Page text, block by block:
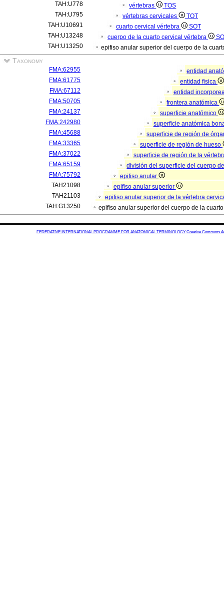
TAH:U778
vértebras
TOS
TAH:U795
vértebras cervicales
TOT
TAH:U10691
cuarto cervical vértebra
SOT
TAH:U13248
cuerpo de la cuarto cervical vértebra
TAH:U13250
epifiso anular superior del cuerpo de la
Taxonomy
FMA:62955
entidad
FMA:61775
entidad fisica
FMA:67112
entidad
FMA:50705
frontera anatómica
FMA:24137
superficie anatómico
FMA:242980
superficie anatómica
FMA:45688
superficie de región de
FMA:33365
superficie de región de hueso
FMA:37022
superficie de región de la
FMA:65159
división del superficie del cuerpo
FMA:75792
epifiso anular
TAH21098
epifiso anular superior
TAH21103
epifiso anular superior de la vértebra
TAH:G13250
epifiso anular superior del cuerpo de la
FEDERATIVE INTERNATIONAL PROGRAMME FOR ANATOMICAL TERMINOLOGY Creative Commons